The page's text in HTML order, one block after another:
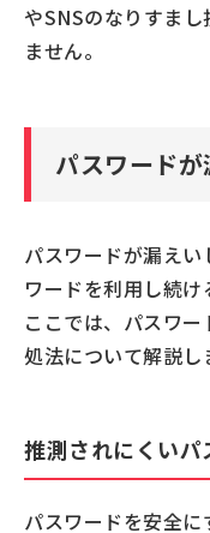
やSNSのなりすま
ません。
パスワード
パスワードが漏え
ワードを利用し続け
ここでは、パスワ
処法について解説し
推測されにくいパ
パスワードを安全